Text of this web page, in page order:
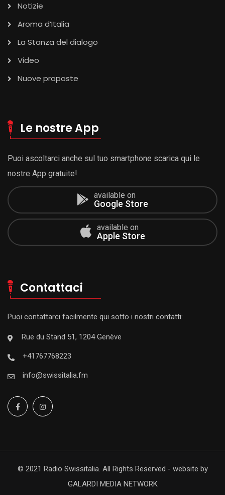
Notizie
Aroma d’Italia
La Stanza del dialogo
Video
Nuove proposte
Le nostre App
Puoi ascoltarci anche sul tuo smartphone scarica qui le
nostre App gratuite!
available on
Google Store
available on
Apple Store
Contattaci
Puoi contattarci facilmente qui sotto i nostri contatti:
Rue du Stand 51, 1204 Genève
+41767768223
info@swissitalia.fm
© 2021 Radio Swissitalia. All Rights Reserved - website by
GALARDI MEDIA NETWORK